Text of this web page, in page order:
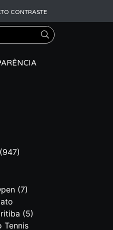
CONTRASTE
(947)
(7)
(5)
Tennis